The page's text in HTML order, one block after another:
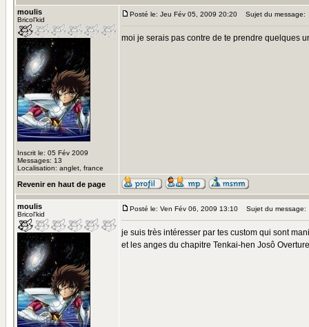
moulis
Bricol'kid
Inscrit le: 05 Fév 2009
Messages: 13
Localisation: anglet, france
Posté le: Jeu Fév 05, 2009 20:20 Sujet du message:
moi je serais pas contre de te prendre quelques
Revenir en haut de page
moulis
Bricol'kid
Posté le: Ven Fév 06, 2009 13:10 Sujet du message:
je suis très intéresser par tes custom qui sont
et les anges du chapitre Tenkai-hen Josô